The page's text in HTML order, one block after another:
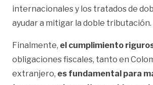
internacionales y los tratados de
ayudar a mitigar la doble tributación.
Finalmente, el cumplimiento
obligaciones fiscales, tanto en
extranjero, es fundamental para